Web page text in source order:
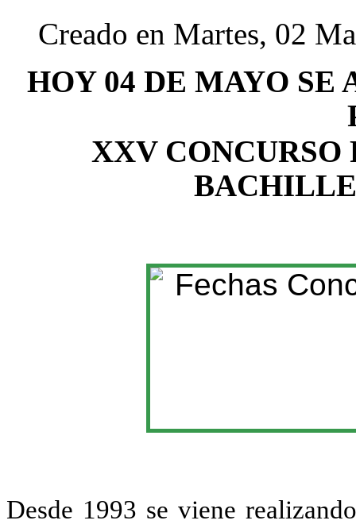
Creado en Martes, 02
HOY 04 DE MAYO SE
XXV
Desde 1993 se viene